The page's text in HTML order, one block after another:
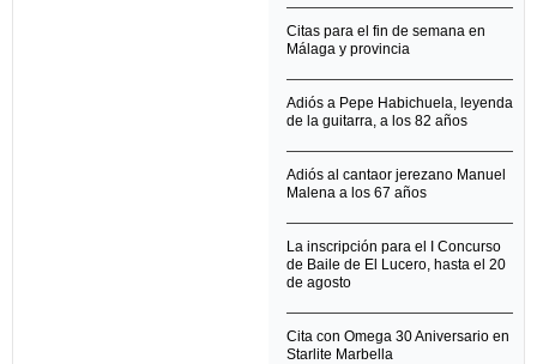
Citas para el fin de semana en
Málaga y provincia
Adiós a Pepe Habichuela, leyenda
de la guitarra, a los 82 años
Adiós al cantaor jerezano Manuel
Malena a los 67 años
La inscripción para el I Concurso
de Baile de El Lucero, hasta el 20
de agosto
Cita con Omega 30 Aniversario en
Starlite Marbella